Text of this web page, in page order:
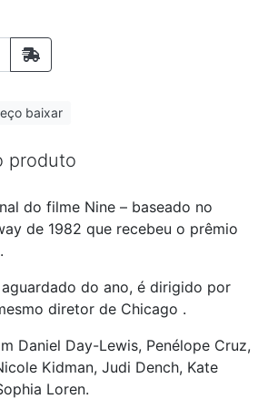
baixar
produto
do filme Nine – baseado no
de 1982 que recebeu o prêmio
do ano, é dirigido por
diretor de Chicago .
Daniel Day-Lewis, Penélope Cruz,
Kidman, Judi Dench, Kate
Loren.